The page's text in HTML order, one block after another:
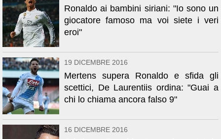
Ronaldo ai bambini siriani: "Io sono un
giocatore famoso ma voi siete i veri
eroi"
19 DICEMBRE 2016
Mertens supera Ronaldo e sfida gli
scettici, De Laurentiis ordina: "Guai a
chi lo chiama ancora falso 9"
16 DICEMBRE 2016